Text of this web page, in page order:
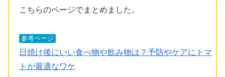
こちらのページでまとめました。
参考ページ
日焼け後にいい食べ物や飲み物は？予防やケアにトマ
トが最適なワケ